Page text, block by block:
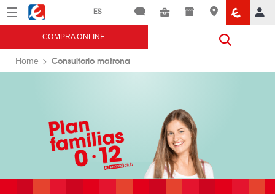
Menú Eroski
COMPRA ONLINE
Home Consultorio matrona